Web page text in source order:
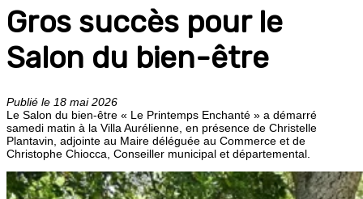
Gros succès pour le
Salon du bien-être
Publié le 18 mai 2026
Le Salon du bien-être « Le Printemps Enchanté » a démarré
samedi matin à la Villa Aurélienne, en présence de Christelle
Plantavin, adjointe au Maire déléguée au Commerce et de
Christophe Chiocca, Conseiller municipal et départemental.